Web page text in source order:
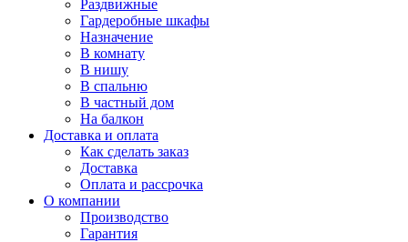
Раздвижные
Гардеробные шкафы
Назначение
В комнату
В нишу
В спальню
В частный дом
На балкон
Доставка и оплата
Как сделать заказ
Доставка
Оплата и рассрочка
О компании
Производство
Гарантия